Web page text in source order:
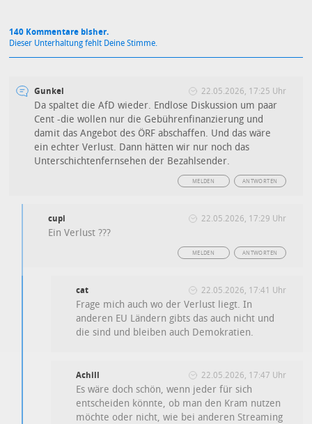
140 Kommentare bisher.
Dieser Unterhaltung fehlt Deine Stimme.
Gunkel 22.05.2026, 17:25 Uhr
Da spaltet die AfD wieder. Endlose Diskussion um paar
Cent -die wollen nur die Gebührenfinanzierung und
damit das Angebot des ÖRF abschaffen. Und das wäre
ein echter Verlust. Dann hätten wir nur noch das
Unterschichtenfernsehen der Bezahlsender.
ANTWORTEN
MELDEN
cupi 22.05.2026, 17:29 Uhr
Ein Verlust ???
ANTWORTEN
MELDEN
cat 22.05.2026, 17:41 Uhr
Frage mich auch wo der Verlust liegt. In
anderen EU Ländern gibts das auch nicht und
die sind und bleiben auch Demokratien.
Achill 22.05.2026, 17:47 Uhr
Es wäre doch schön, wenn jeder für sich
entscheiden könnte, ob man den Kram nutzen
möchte oder nicht, wie bei anderen Streaming